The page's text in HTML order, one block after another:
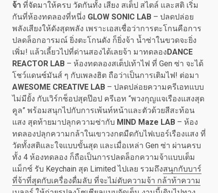
จ้า ที่จัดมาให้ครบ วัดกันทั้ง เสียง สเต็ป สไตล์ และสติ เริ่ม
กันที่ห้องทดลองที่หนึ่ง GLOW SONIC LAB – ปลดปล่อย
พลังเสียงให้ดังสุดพลัง เพราะเอสเชื่อว่าการตะโกนคือการ
ปลดล็อกอารมณ์ ยิ่งตะโกนดัง ก็ยิ่งจ้า น้ำซ่าในขวดจะยิ่ง
เพิ่ม! แล้วเลี้ยวไปที่ด่านสองได้เลยจ้า มาทดลอง DANCE
REACTOR LAB – ห้องทดลองสเต็ปเท้าไฟ ที่ Gen ซ่า จะได้
โชว์แดนซ์มันส์ ๆ กับเพลงฮิต ถือว่าเป็นการเติมไฟ! ต่อมา
AWESOME CREATIVE LAB – ปลดปล่อยความครีเอทแบบ
ไม่มียั้ง กับเวิร์กช็อปสุดป๊อป ครีเอท “พวงกุญแจเรืองแสงสุด
คูล” พร้อมสนุกไปกับการเพ้นท์หน้าและตัวด้วยสีสะท้อน
แสง สุดท้ายมาปลุกความซ่ากับ MIND Maze LAB – ห้อง
ทดลองปลุกความกล้าในเขาวงกตมืดกับไฟเบอร์เรืองแสง ที่
วัดทั้งสติและใจแบบขั้นสุด และเมื่อเหล่า Gen ซ่า ผ่านครบ
ทั้ง 4 ห้องทดลอง ก็ถือเป็นการปลดล็อกความจ้าแบบเต็ม
แม็กซ์ รับ Keychain สุด Limited ไปเลย รวมถึงสนุกกับบาร์
ที่จ้าที่สุดกับเครื่องดื่มลับ ที่จะไม่ดับความจ้า กล้าท้าความ